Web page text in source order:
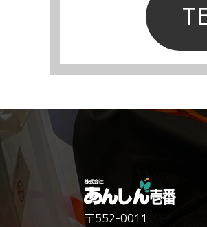
〒552-0011